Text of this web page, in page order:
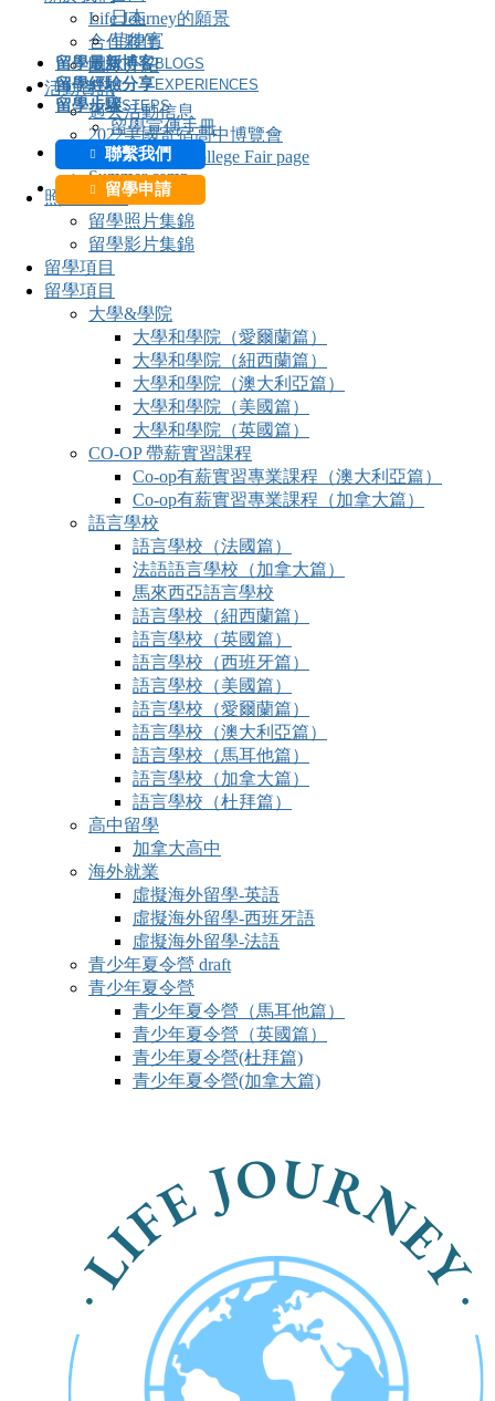
日本
菲律賓
留學最新博客BLOGS
留學經驗分享EXPERIENCES
留學步驟STEPS
留學宣傳手冊
聯繫我們
留學申請
Life Journey的願景
合作夥伴
團隊介紹
活動資訊
過去活動信息
2022美國寄宿高中博覽會
2022 Canada College Fair page
Summer camp
照片&影片
留學照片集錦
留學影片集錦
留學項目
留學項目
大學&學院
大學和學院（愛爾蘭篇）
大學和學院（紐西蘭篇）
大學和學院（澳大利亞篇）
大學和學院（美國篇）
大學和學院（英國篇）
CO-OP 帶薪實習課程
Co-op有薪實習專業課程（澳大利亞篇）
Co-op有薪實習專業課程（加拿大篇）
語言學校
語言學校（法國篇）
法語語言學校（加拿大篇）
馬來西亞語言學校
語言學校（紐西蘭篇）
語言學校（英國篇）
語言學校（西班牙篇）
語言學校（美國篇）
語言學校（愛爾蘭篇）
語言學校（澳大利亞篇）
語言學校（馬耳他篇）
語言學校（加拿大篇）
語言學校（杜拜篇）
高中留學
加拿大高中
海外就業
虛擬海外留學-英語
虛擬海外留學-西班牙語
虛擬海外留學-法語
青少年夏令營 draft
青少年夏令營
青少年夏令營（馬耳他篇）
青少年夏令營（英國篇）
青少年夏令營(杜拜篇)
青少年夏令營(加拿大篇)